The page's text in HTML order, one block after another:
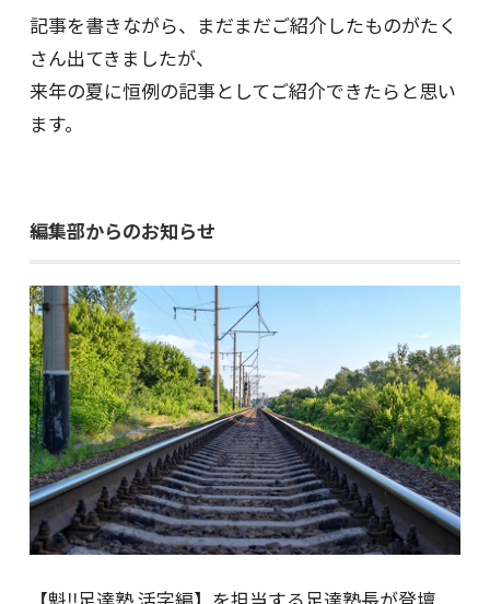
記事を書きながら、まだまだご紹介したものがたく
さん出てきましたが、
来年の夏に恒例の記事としてご紹介できたらと思い
ます。
編集部からのお知らせ